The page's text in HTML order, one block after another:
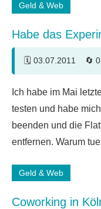
Geld & Web
Habe das
03.07.2011
Kommentare
Ich habe im Mai
testen und habe
beenden und die
entfernen. Warum
Geld & Web
Coworking in